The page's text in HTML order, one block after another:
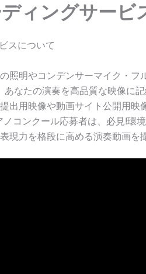
ィングサービ
スについて
照明やコンデンサーマイク・フ
あなたの演奏を高品質な映像に記
出用映像や動画サイト公開用映
コンクール応募者は、必見!環
表現力を格段に高める演奏動画を